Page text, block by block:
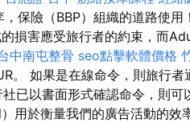
保險（BBP）組織的道路使用
損害應受旅行者的約束，而
中南屯整骨 seo點擊軟體價格
。 如果是在線命令，則旅行者
已以書面形式確認命令，則可
於衡量我們的廣告活動的效